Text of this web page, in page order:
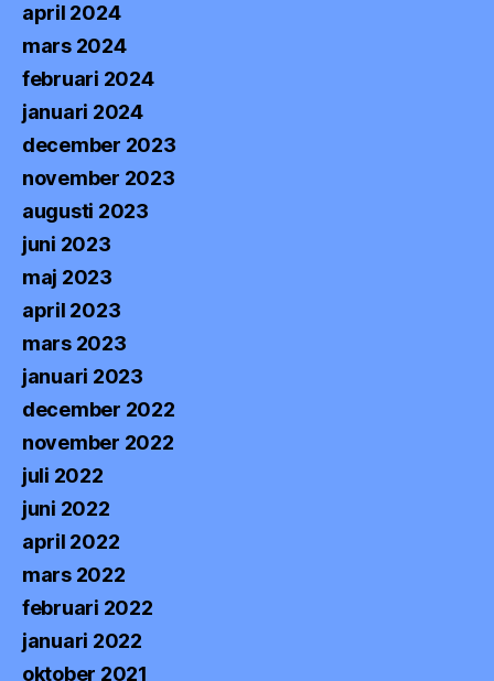
april 2024
mars 2024
februari 2024
januari 2024
december 2023
november 2023
augusti 2023
juni 2023
maj 2023
april 2023
mars 2023
januari 2023
december 2022
november 2022
juli 2022
juni 2022
april 2022
mars 2022
februari 2022
januari 2022
oktober 2021